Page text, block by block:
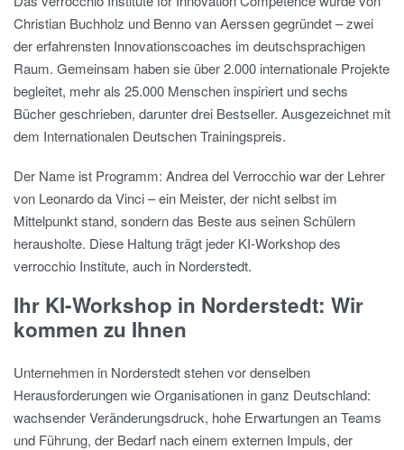
Christian Buchholz und Benno van Aerssen gegründet – zwei
der erfahrensten Innovationscoaches im deutschsprachigen
Raum. Gemeinsam haben sie über 2.000 internationale Projekte
begleitet, mehr als 25.000 Menschen inspiriert und sechs
Bücher geschrieben, darunter drei Bestseller. Ausgezeichnet mit
dem Internationalen Deutschen Trainingspreis.
Der Name ist Programm: Andrea del Verrocchio war der Lehrer
von Leonardo da Vinci – ein Meister, der nicht selbst im
Mittelpunkt stand, sondern das Beste aus seinen Schülern
herausholte. Diese Haltung trägt jeder KI-Workshop des
verrocchio Institute, auch in Norderstedt.
Ihr KI-Workshop in Norderstedt: Wir
kommen zu Ihnen
Unternehmen in Norderstedt stehen vor denselben
Herausforderungen wie Organisationen in ganz Deutschland:
wachsender Veränderungsdruck, hohe Erwartungen an Teams
und Führung, der Bedarf nach einem externen Impuls, der